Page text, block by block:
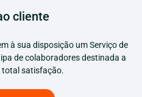
cliente
à sua disposição um Serviço de
de colaboradores destinada a
total satisfação.